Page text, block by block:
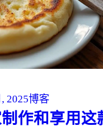
2025博客
作和享用这